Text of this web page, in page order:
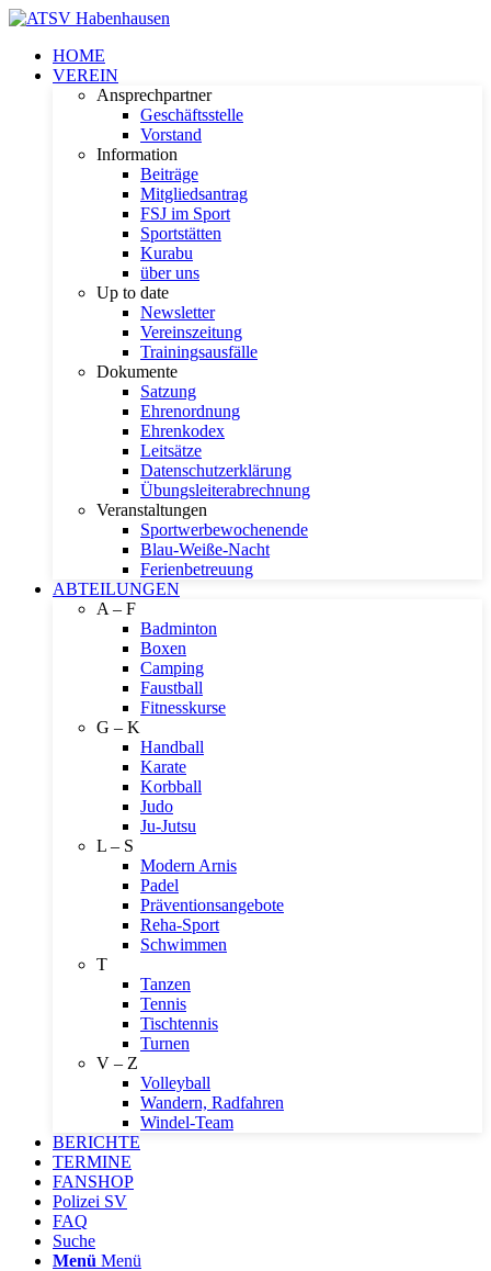
HOME
VEREIN
Ansprechpartner
Geschäftsstelle
Vorstand
Information
Beiträge
Mitgliedsantrag
FSJ im Sport
Sportstätten
Kurabu
über uns
Up to date
Newsletter
Vereinszeitung
Trainingsausfälle
Dokumente
Satzung
Ehrenordnung
Ehrenkodex
Leitsätze
Datenschutzerklärung
Übungsleiterabrechnung
Veranstaltungen
Sportwerbewochenende
Blau-Weiße-Nacht
Ferienbetreuung
ABTEILUNGEN
A – F
Badminton
Boxen
Camping
Faustball
Fitnesskurse
G – K
Handball
Karate
Korbball
Judo
Ju-Jutsu
L – S
Modern Arnis
Padel
Präventionsangebote
Reha-Sport
Schwimmen
T
Tanzen
Tennis
Tischtennis
Turnen
V – Z
Volleyball
Wandern, Radfahren
Windel-Team
BERICHTE
TERMINE
FANSHOP
Polizei SV
FAQ
Suche
Menü Menü